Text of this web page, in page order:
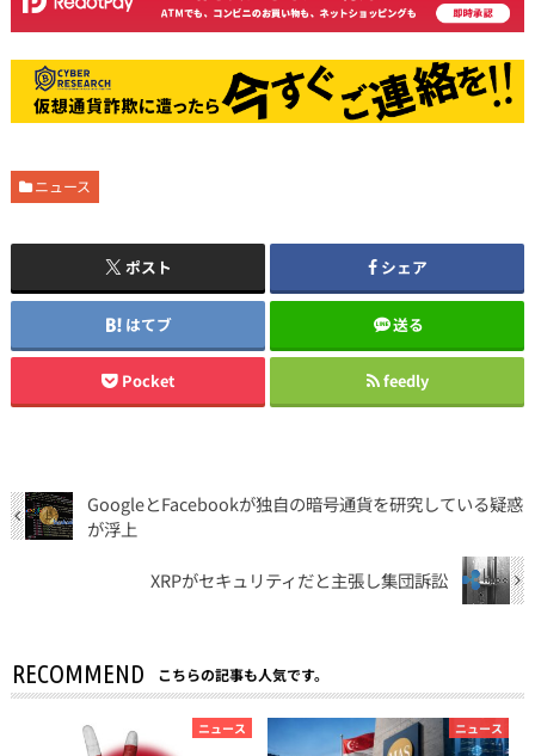
ニュース
ポスト シェア
はてブ 送る
Pocket feedly
GoogleとFacebookが独自の暗号通貨を研究している疑惑
が浮上
XRPがセキュリティだと主張し集団訴訟
RECOMMEND こちらの記事も人気です。
ニュース ニュース